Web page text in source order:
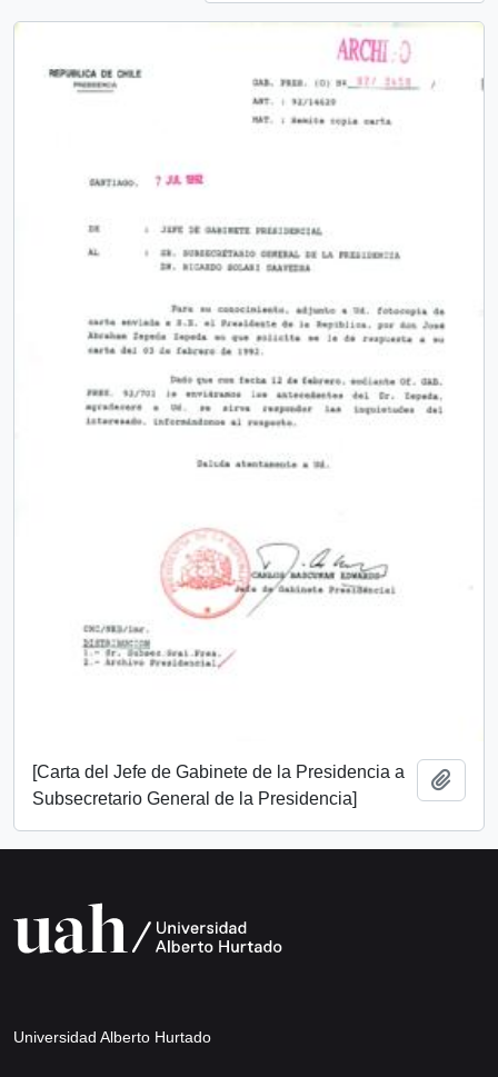
[Carta del Jefe de Gabinete de la Presidencia a
Subsecretario General de la Presidencia]
Universidad Alberto Hurtado